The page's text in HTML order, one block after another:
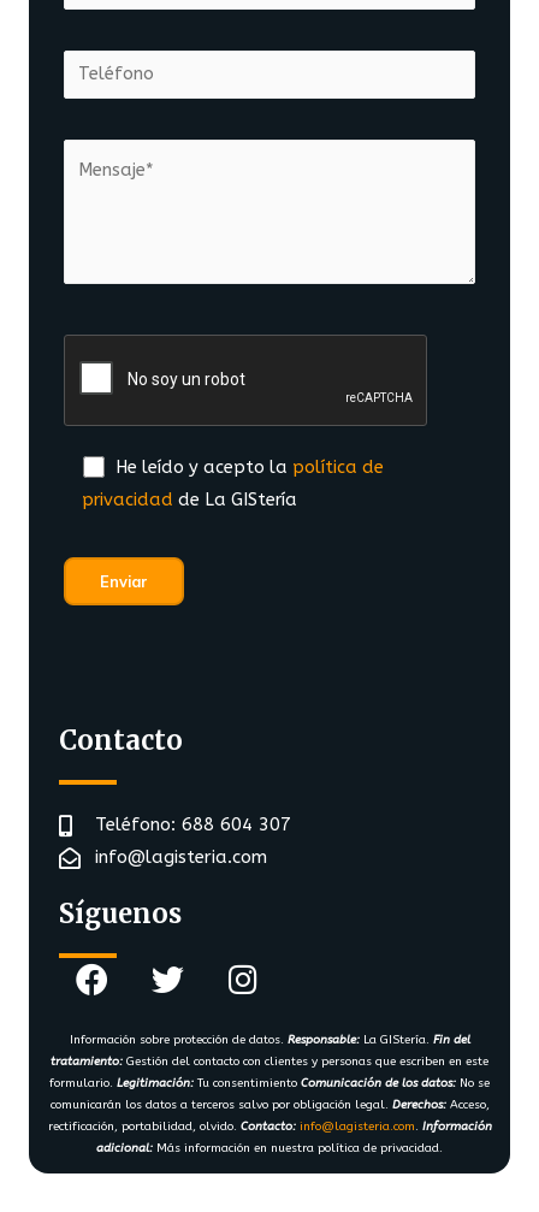
He leído y acepto la política de
privacidad de La GIStería
Contacto
Teléfono: 688 604 307
info@lagisteria.com
Síguenos
Información sobre protección de datos. Responsable:La GIStería. Fin del
tratamiento: Gestión del contacto con clientes y personas que escriben en este
formulario. Legitimación: Tu consentimiento Comunicación de los datos: No se
comunicarán los datos a terceros salvo por obligación legal. Derechos:Acceso,
rectificación, portabilidad, olvido. Contacto: info@lagisteria.com. Información
adicional: Más información en nuestra política de privacidad.